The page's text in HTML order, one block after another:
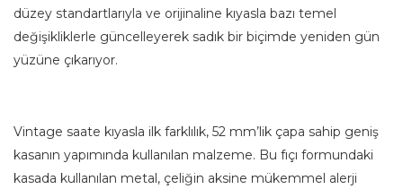
düzey standartlarıyla ve orijinaline kıyasla bazı temel
değişikliklerle güncelleyerek sadık bir biçimde yeniden gün
yüzüne çıkarıyor.
Vintage saate kıyasla ilk farklılık, 52 mm’lik çapa sahip geniş
kasanın yapımında kullanılan malzeme. Bu fıçı formundaki
kasada kullanılan metal, çeliğin aksine mükemmel alerji